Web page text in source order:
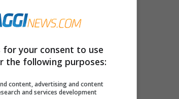
caldo degli altri
questo!
for your consent to use
the following purposes:
content, advertising and content
and services development